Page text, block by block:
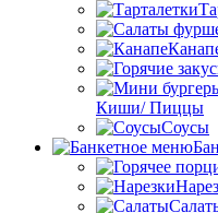
Киши/ Пиццы
Соусы